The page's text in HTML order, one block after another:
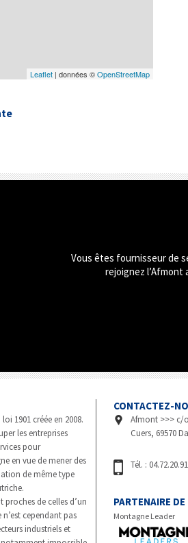
Leaflet | données ©OpenStreetMap
Vous êtes fournisseur de
rejoignez
1901 créée en 2008.
les entreprises
pour
en vue de mener des
de même type
proches de celles d’un
cependant pas
industriels et
CONTACTEZ-
Afmont >>> c/
Cuers, 69570
Tél. :
PARTENAIRE
Montagne Leader